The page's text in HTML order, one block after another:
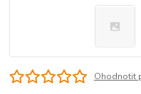
Ohodnotit